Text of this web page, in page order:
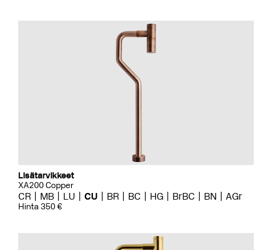
Lisätarvikkeet
XA200 Copper
CR MB LU CU BR BC HG BrBC BN AGr
Hinta 350 €